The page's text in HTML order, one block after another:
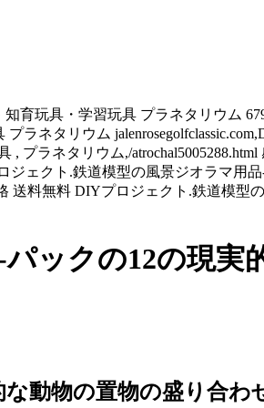
育玩具・学習玩具 プラネタリウム
ネタリウム
プラネタリウム,/
ジェクト.鉄道模型の風景ジオラマ用
送料無料 DIYプロジェクト.鉄道模型
ックの12の現実
動物の置物の盛り合わ